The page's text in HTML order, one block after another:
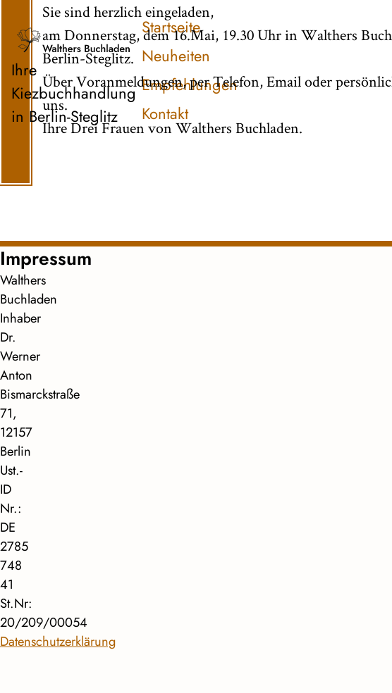
Ihre
Kiezbuchhandlung
in Berlin-Steglitz
Startseite
Neuheiten
Empfehlungen
Kontakt
Sie sind herzlich eingeladen,
am Donnerstag, dem 16.Mai, 19.30 Uhr in Walthers
Berlin-Steglitz.
Über Voranmeldungen, per Telefon, Email oder
uns.
Ihre Drei Frauen von Walthers Buchladen.
Impressum
Walthers
Buchladen
Inhaber
Dr.
Werner
Anton
Bismarckstraße
71,
12157
Berlin
Ust.-
ID
Nr.:
DE
2785
748
41
St.Nr:
20/209/00054
Datenschutzerklärung